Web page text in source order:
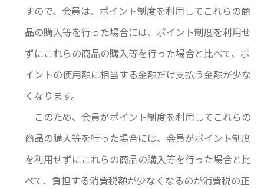
すので、会員は、ポイント制度を利用してこれらの商
品の購入等を行った場合には、ポイント制度を利用せ
ずにこれらの商品の購入等を行った場合と比べて、ポ
イントの使用額に相当する金額だけ支払う金額が少な
くなります。
このため、会員がポイント制度を利用してこれらの
商品の購入等を行った場合には、会員がポイント制度
を利用せずにこれらの商品の購入等を行った場合と比
べて、負担する消費税額が少なくなるのが消費税の正